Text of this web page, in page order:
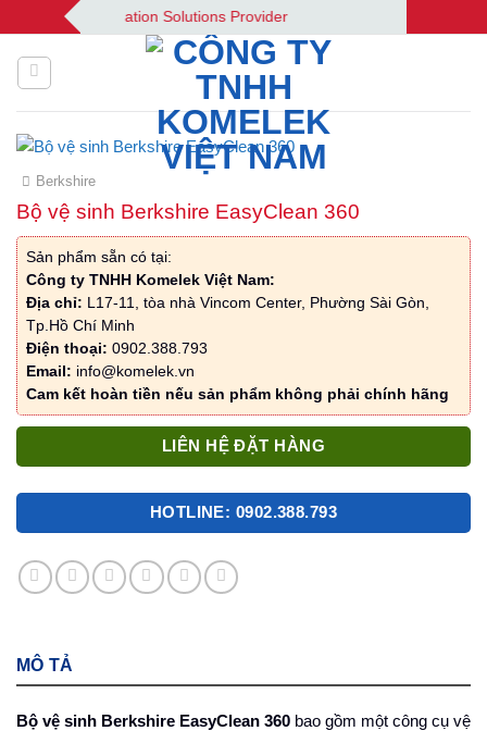
qua
nội
dung
| Your Automation Solutions Provider
Berkshire
Bộ vệ sinh Berkshire EasyClean 360
Sản phẩm sẵn có tại:
Công ty TNHH Komelek Việt Nam:
Địa chỉ: L17-11, tòa nhà Vincom Center, Phường Sài Gòn,
Tp.Hồ Chí Minh
Điện thoại: 0902.388.793
Email: info@komelek.vn
Cam kết hoàn tiền nếu sản phẩm không phải chính hãng
LIÊN HỆ ĐẶT HÀNG
HOTLINE: 0902.388.793
MÔ TẢ
Bộ vệ sinh Berkshire EasyClean 360 bao gồm một công cụ vệ